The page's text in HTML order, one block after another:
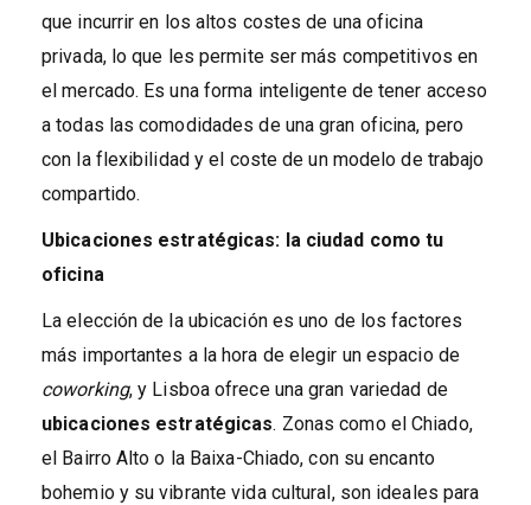
que incurrir en los altos costes de una oficina
privada, lo que les permite ser más competitivos en
el mercado. Es una forma inteligente de tener acceso
a todas las comodidades de una gran oficina, pero
con la flexibilidad y el coste de un modelo de trabajo
compartido.
Ubicaciones estratégicas: la ciudad como tu
oficina
La elección de la ubicación es uno de los factores
más importantes a la hora de elegir un espacio de
coworking, y Lisboa ofrece una gran variedad de
ubicaciones estratégicas. Zonas como el Chiado,
el Bairro Alto o la Baixa-Chiado, con su encanto
bohemio y su vibrante vida cultural, son ideales para